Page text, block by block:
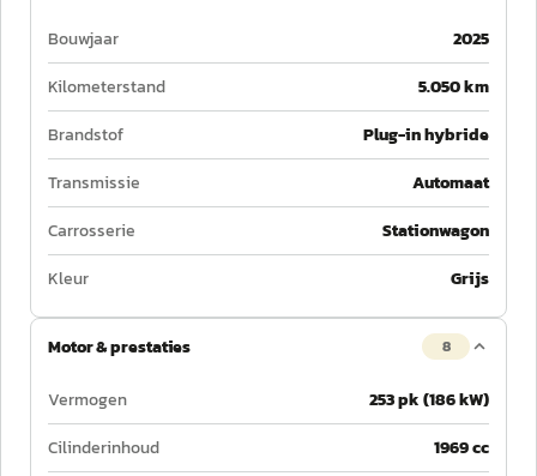
Bouwjaar
2025
Kilometerstand
5.050 km
Brandstof
Plug-in hybride
Transmissie
Automaat
Carrosserie
Stationwagon
Kleur
Grijs
Motor & prestaties 8
Vermogen
253 pk (186 kW)
Cilinderinhoud
1969 cc